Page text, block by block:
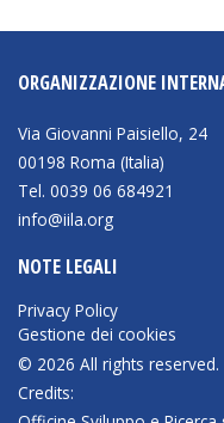
ORGANIZZAZIONE
Via Giovanni Paisiello, 24
00198 Roma (Italia)
Tel. 0039 06 684921
info@iila.org
NOTE LEGALI
Privacy Policy
Gestione dei cookies
© 2026 All rights reserved.
Credits: